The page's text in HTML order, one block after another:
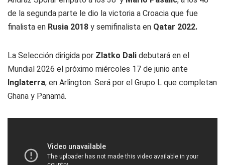
de la segunda parte le dio la victoria a Croacia que fue
finalista en Rusia 2018 y semifinalista en Qatar 2022.
La Selección dirigida por Zlatko Dali debutará en el
Mundial 2026 el próximo miércoles 17 de junio ante
Inglaterra, en Arlington. Será por el Grupo L que completan
Ghana y Panamá.